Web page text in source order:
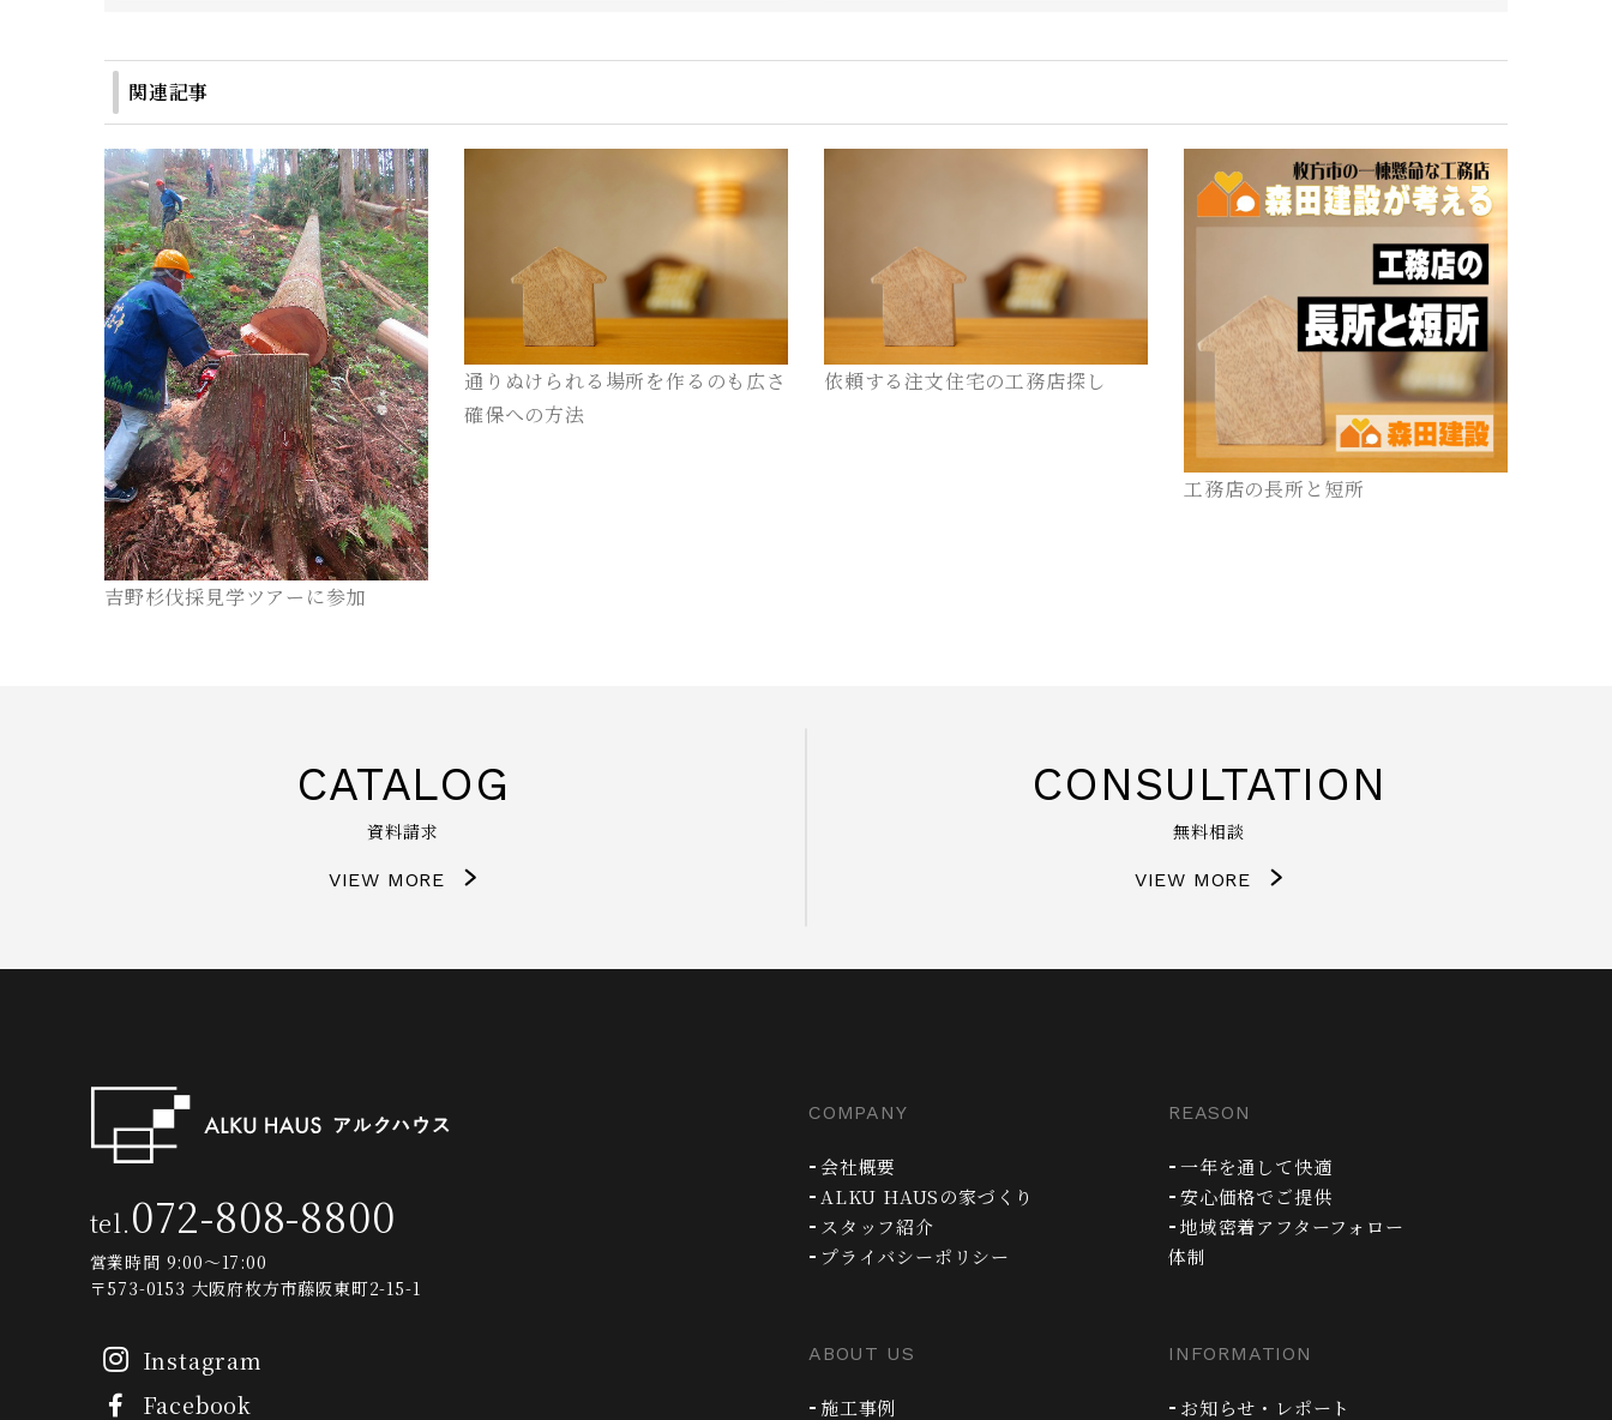
関連記事
吉野杉伐採見学ツアーに参加
通りぬけられる場所を作るのも広さ
確保への方法
依頼する注文住宅の工務店探し
工務店の長所と短所
CATALOG
資料請求
VIEW MORE
CONSULTATION
無料相談
VIEW MORE
tel.072-808-8800
営業時間 9:00～17:00
〒573-0153 大阪府枚方市藤阪東町2-15-1
Instagram
Facebook
COMPANY
会社概要
ALKU HAUSの家づくり
スタッフ紹介
プライバシーポリシー
REASON
一年を通して快適
安心価格でご提供
地域密着アフターフォロー
体制
ABOUT US
施工事例
INFORMATION
お知らせ・レポート